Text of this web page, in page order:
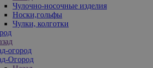
Чулочно-носочные изделия
Носки,гольфы
Чулки, колготки
огород
Огород